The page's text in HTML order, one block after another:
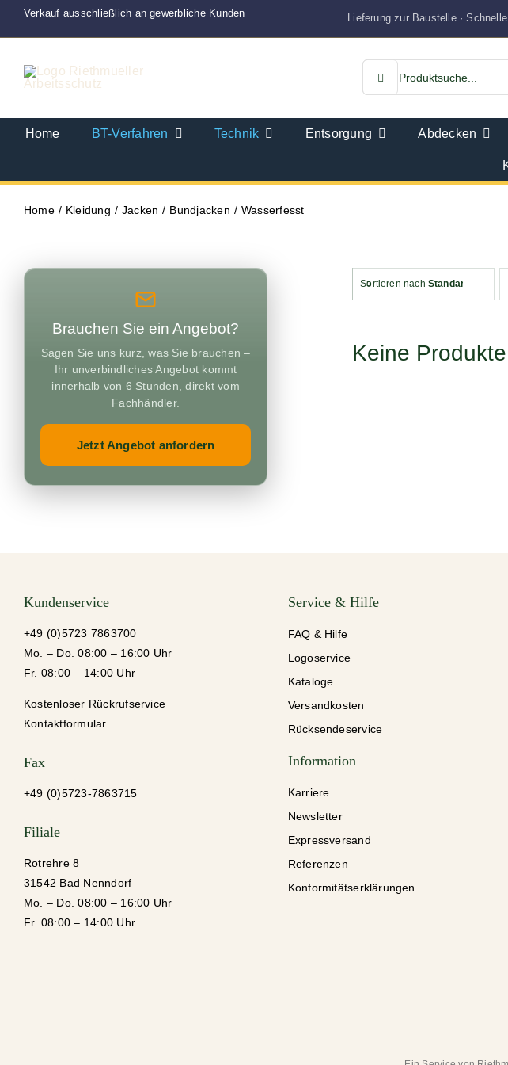
ZumVerkauf ausschließlich an gewerbliche Kunden Lieferung zur Baustelle ·
nach:
Home BT-Verfahren Technik Entsorgung Abdecken
Home Kleidung Jacken Bundjacken Wasserfesst
Sortieren nach
Keine
Brauchen Sie ein Angebot?
Sagen Sie uns kurz, was Sie brauchen –
Ihr unverbindliches Angebot kommt
innerhalb von 6 Stunden, direkt vom
Fachhändler.
Jetzt Angebot anfordern
Kundenservice
+49 (0)5723 7863700
Mo. – Do. 08:00 – 16:00 Uhr
Fr. 08:00 – 14:00 Uhr
Kostenloser Rückrufservice
Kontaktformular
Fax
+49 (0)5723-7863715
Filiale
Rotrehre 8
31542 Bad Nenndorf
Mo. – Do. 08:00 – 16:00 Uhr
Fr. 08:00 – 14:00 Uhr
Service & Hilfe
FAQ & Hilfe
Logoservice
Kataloge
Versandkosten
Rücksendeservice
Information
Karriere
Newsletter
Expressversand
Referenzen
Konformitätserklärungen